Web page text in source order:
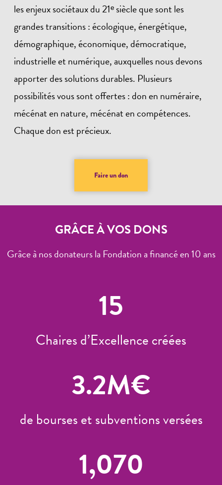
les enjeux sociétaux du 21ᵉ siècle que sont les
grandes transitions : écologique, énergétique,
démographique, économique, démocratique,
industrielle et numérique, auxquelles nous devons
apporter des solutions durables. Plusieurs
possibilités vous sont offertes : don en numéraire,
mécénat en nature, mécénat en compétences.
Chaque don est précieux.
Faire un don
GRÂCE À VOS DONS
Grâce à nos donateurs la Fondation a financé en 10 ans
15
Chaires d’Excellence créées
3.2M€
de bourses et subventions versées
1,070